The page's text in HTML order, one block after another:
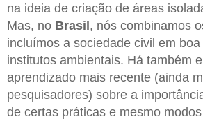
na ideia de criação de áreas
Mas, no Brasil, nós combinamos
incluímos a sociedade civil em
institutos ambientais. Há também
aprendizado mais recente (ainda
pesquisadores) sobre a
de certas práticas e mesmo